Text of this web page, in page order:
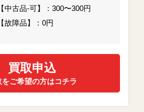
中古品-可】：300〜300円
故障品】：0円
買取申込
をご希望の方はコチラ